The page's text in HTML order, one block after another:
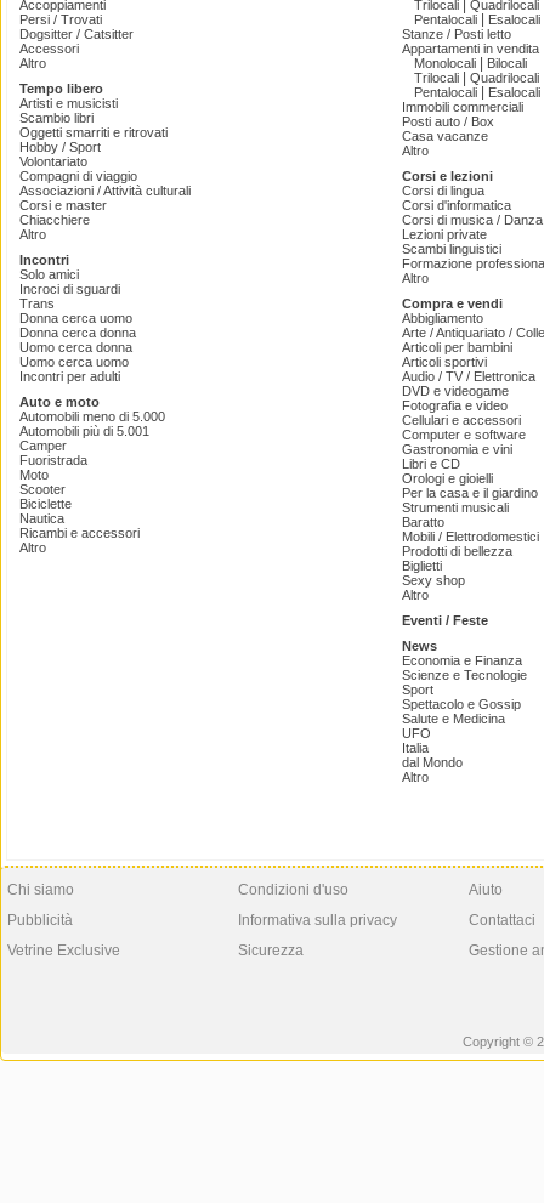
Accoppiamenti
Persi / Trovati
Dogsitter / Catsitter
Accessori
Altro
Tempo libero
Artisti e musicisti
Scambio libri
Oggetti smarriti e ritrovati
Hobby / Sport
Volontariato
Compagni di viaggio
Associazioni / Attività culturali
Corsi e master
Chiacchiere
Altro
Incontri
Solo amici
Incroci di sguardi
Trans
Donna cerca uomo
Donna cerca donna
Uomo cerca donna
Uomo cerca uomo
Incontri per adulti
Auto e moto
Automobili meno di 5.000
Automobili più di 5.001
Camper
Fuoristrada
Moto
Scooter
Biciclette
Nautica
Ricambi e accessori
Altro
Trilocali
Quadrilocali
Pentalocali
Esalocali
Stanze / Posti letto
Appartamenti in vendita
Monolocali
Bilocali
Trilocali
Quadrilocali
Pentalocali
Esalocali
Immobili commerciali
Posti auto / Box
Casa vacanze
Altro
Corsi e lezioni
Corsi di lingua
Corsi d'informatica
Corsi di musica /
Lezioni private
Scambi linguistici
Formazione
Altro
Compra e vendi
Abbigliamento
Arte / Antiquariato /
Articoli per bambini
Articoli sportivi
Audio / TV / Elettronica
DVD e videogame
Fotografia e video
Cellulari e accessori
Computer e software
Gastronomia e vini
Libri e CD
Orologi e gioielli
Per la casa e il giardino
Strumenti musicali
Baratto
Mobili / Elettrodomestici
Prodotti di bellezza
Biglietti
Sexy shop
Altro
Eventi / Feste
News
Economia e Finanza
Scienze e Tecnologie
Sport
Spettacolo e Gossip
Salute e Medicina
UFO
Italia
dal Mondo
Altro
Chi siamo
Pubblicità
Vetrine Exclusive
Condizioni d'uso
Informativa sulla privacy
Sicurezza
Aiuto
Contattaci
Gestione
Copyright ©